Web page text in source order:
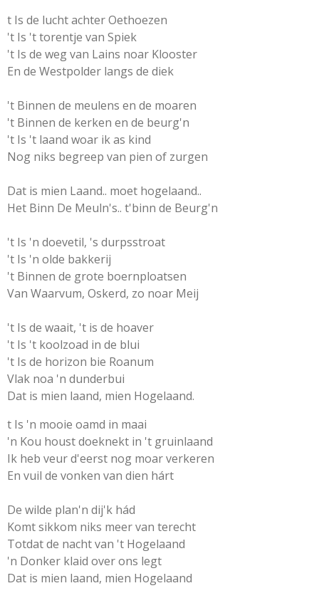
t Is de lucht achter Oethoezen
't Is 't torentje van Spiek
't Is de weg van Lains noar Klooster
En de Westpolder langs de diek
't Binnen de meulens en de moaren
't Binnen de kerken en de beurg'n
't Is 't laand woar ik as kind
Nog niks begreep van pien of zurgen
Dat is mien Laand.. moet hogelaand..
Het Binn De Meuln's.. t'binn de Beurg'n
't Is 'n doevetil, 's durpsstroat
't Is 'n olde bakkerij
't Binnen de grote boernploatsen
Van Waarvum, Oskerd, zo noar Meij
't Is de waait, 't is de hoaver
't Is 't koolzoad in de blui
't Is de horizon bie Roanum
Vlak noa 'n dunderbui
Dat is mien laand, mien Hogelaand.
t Is 'n mooie oamd in maai
'n Kou houst doeknekt in 't gruinlaand
Ik heb veur d'eerst nog moar verkeren
En vuil de vonken van dien hárt
De wilde plan'n dij'k hád
Komt sikkom niks meer van terecht
Totdat de nacht van 't Hogelaand
'n Donker klaid over ons legt
Dat is mien laand, mien Hogelaand